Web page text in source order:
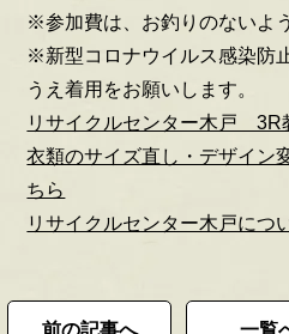
※参加費は、お釣りのないよ
※新型コロナウイルス感染防
うえ着用をお願いします。
リサイクルセンター木戸
衣類のサイズ直し・デザイ
ちら
リサイクルセンター木戸につ
前の記事へ 一覧